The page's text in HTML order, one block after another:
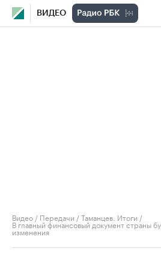
ВИДЕО
Видео / Передачи /Таманцев. Итоги /
В главный финансовый документ страны
изменения